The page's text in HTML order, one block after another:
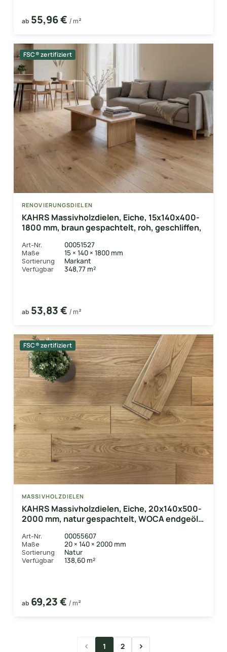
ab 55,96 € / m²
FSC® zertifiziert
RENOVIERUNGSDIELEN
KAHRS Massivholzdielen, Eiche, 15x140x400-
1800 mm, braun gespachtelt, roh, geschliffen,
Art-Nr. 00051527
Maße 15 × 140 × 1800 mm
Sortierung Markant
Verfügbar 348,77 m²
ab 53,83 € / m²
FSC® zertifiziert
MASSIVHOLZDIELEN
KAHRS Massivholzdielen, Eiche, 20x140x500-
2000 mm, natur gespachtelt, WOCA endgeölt
Art-Nr. 00055607
Maße 20 × 140 × 2000 mm
Sortierung Natur
Verfügbar 138,60 m²
ab 69,23 € / m²
Seite
1 Seite
2